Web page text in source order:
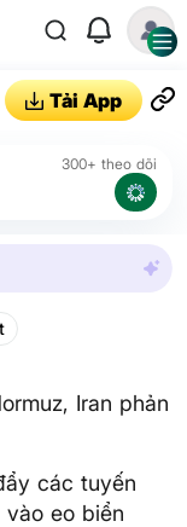
Tải App
300+ theo dõi
Iran phản
các tuyến
eo biển